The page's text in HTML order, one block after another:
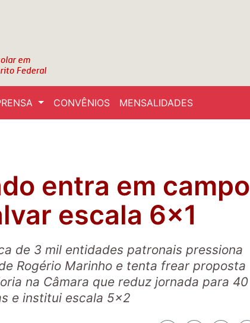
CONVÊNIOS MENSALIDADES
entra em campo
escala 6x1
de 3 mil entidades patronais pressiona
Rogério Marinho e tenta frear proposta
na Câmara que reduz jornada para 40
e institui escala 5x2